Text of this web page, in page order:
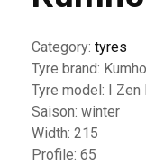
Category: tyres
Tyre brand: Kumho
Tyre model: I Zen
Saison: winter
Width: 215
Profile: 65